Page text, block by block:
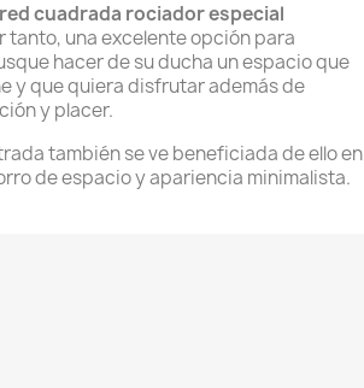
cuadrada rociador especial
tanto, una excelente opción para
hacer de su ducha un espacio que
y que quiera disfrutar además de
y placer.
también se ve beneficiada de ello en
de espacio y apariencia minimalista.